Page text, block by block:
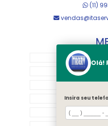
(11)
Olá!
Insira seu